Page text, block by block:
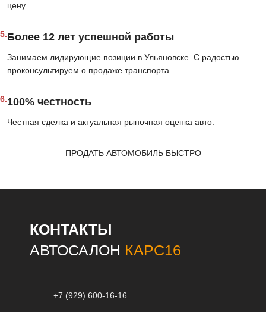
цену.
5.Более 12 лет успешной работы
Занимаем лидирующие позиции в Ульяновске. С радостью
проконсультируем о продаже транспорта.
6.100% честность
Честная сделка и актуальная рыночная оценка авто.
ПРОДАТЬ АВТОМОБИЛЬ БЫСТРО
КОНТАКТЫ
АВТОСАЛОН КАРС16
+7 (929) 600-16-16